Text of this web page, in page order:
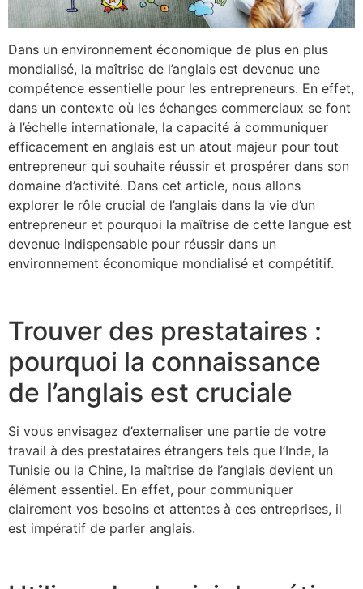
Dans un environnement économique de plus en plus
mondialisé, la maîtrise de l’anglais est devenue une
compétence essentielle pour les entrepreneurs. En effet,
dans un contexte où les échanges commerciaux se font
à l’échelle internationale, la capacité à communiquer
efficacement en anglais est un atout majeur pour tout
entrepreneur qui souhaite réussir et prospérer dans son
domaine d’activité. Dans cet article, nous allons
explorer le rôle crucial de l’anglais dans la vie d’un
entrepreneur et pourquoi la maîtrise de cette langue est
devenue indispensable pour réussir dans un
environnement économique mondialisé et compétitif.
Trouver des prestataires :
pourquoi la connaissance
de l’anglais est cruciale
Si vous envisagez d’externaliser une partie de votre
travail à des prestataires étrangers tels que l’Inde, la
Tunisie ou la Chine, la maîtrise de l’anglais devient un
élément essentiel. En effet, pour communiquer
clairement vos besoins et attentes à ces entreprises, il
est impératif de parler anglais.